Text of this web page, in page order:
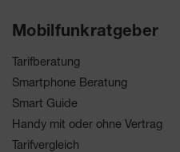
Mobilfunkratgeber
Tarifberatung
Smartphone Beratung
Smart Guide
Handy mit oder ohne Vertrag
Tarifvergleich